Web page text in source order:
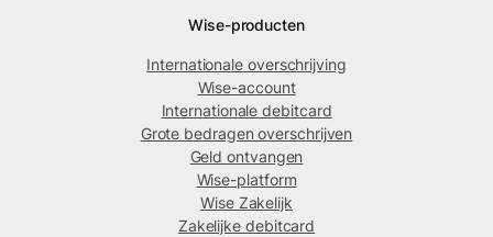
Wise-producten
Internationale overschrijving
Wise-account
Internationale debitcard
Grote bedragen overschrijven
Geld ontvangen
Wise-platform
Wise Zakelijk
Zakelijke debitcard